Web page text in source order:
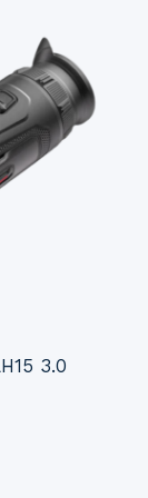
3.0